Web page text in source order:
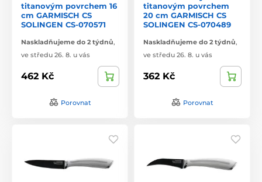
titanovým povrchem 16
cm GARMISCH CS
SOLINGEN CS-070571
Naskladňujeme do 2 týdnů,
ve středu 26. 8. u vás
462 Kč
Porovnat
titanovým povrchem
20 cm GARMISCH CS
SOLINGEN CS-070489
Naskladňujeme do 2 týdnů,
ve středu 26. 8. u vás
362 Kč
Porovnat